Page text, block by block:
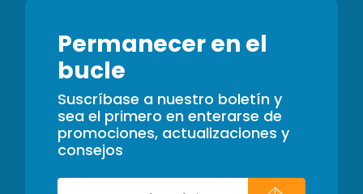
Permanecer en el
bucle
Suscríbase a nuestro boletín y
sea el primero en enterarse de
promociones, actualizaciones y
consejos